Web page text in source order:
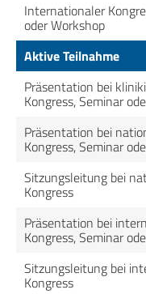
Internationaler
oder Workshop
Aktive Teilnahme
Präsentation bei
Kongress, Seminar
Präsentation bei
Kongress, Seminar
Sitzungsleitung bei
Kongress
Präsentation bei
Kongress, Seminar
Sitzungsleitung bei
Kongress